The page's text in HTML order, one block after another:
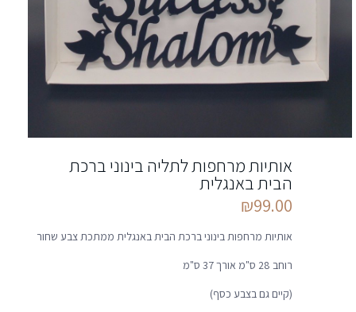
אותיות מרחפות לתליה בינוני ברכת
הבית באנגלית
₪99.00
אותיות מרחפות בינוני ברכת הבית באנגלית ממתכת צבע שחור
רוחב 28 ס"מ אורך 37 ס"מ
(קיים גם בצבע כסף)